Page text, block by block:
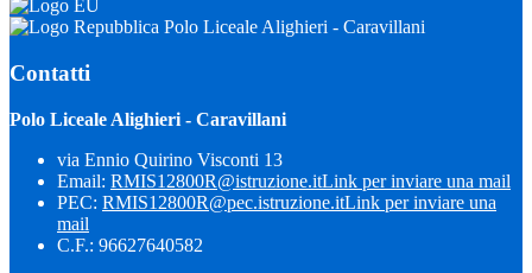
Polo Liceale Alighieri - Caravillani
Contatti
Polo Liceale Alighieri - Caravillani
via Ennio Quirino Visconti 13
Email: RMIS12800R@istruzione.itLink per inviare una mail
PEC: RMIS12800R@pec.istruzione.itLink per inviare una
mail
C.F.: 96627640582